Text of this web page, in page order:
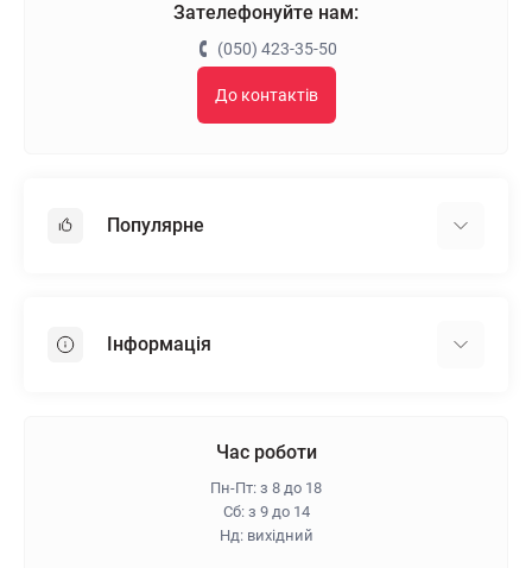
Зателефонуйте нам:
(050) 423-35-50
До контактів
Популярне
Пінопласт
Інформація
Гарантія та повернення
Час роботи
Пн-Пт: з 8 до 18
Сб: з 9 до 14
Нд: вихідний